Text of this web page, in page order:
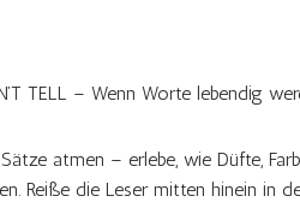
TELL – Wenn Worte lebendig
atmen – erlebe, wie Düfte,
Reiße die Leser mitten hinein in